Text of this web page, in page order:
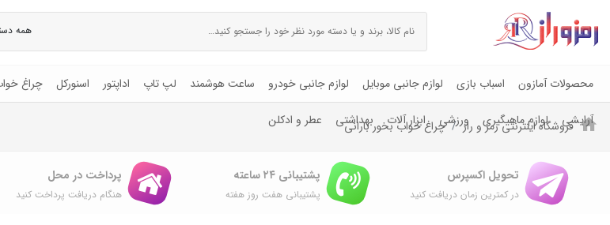
همه
محصولات آمازون اسباب بازی لوازم جانبی موبایل لوازم جانبی خودرو ساعت هوشمند لپ تاپ اداپتور اسنورکل چراغ
آرایشی لوازم ماهیگیری ورزشی ابزار آلات بهداشتی عطر و ادکلن فروشگاه اینترنتی رمز و راز چراغ خواب بخور بارانی
تحویل اکسپرس
در کمترین زمان دریافت کنید
پشتیبانی ۲۴ ساعته
پشتیبانی هفت روز هفته
پرداخت در محل
هنگام دریافت پرداخت کنید